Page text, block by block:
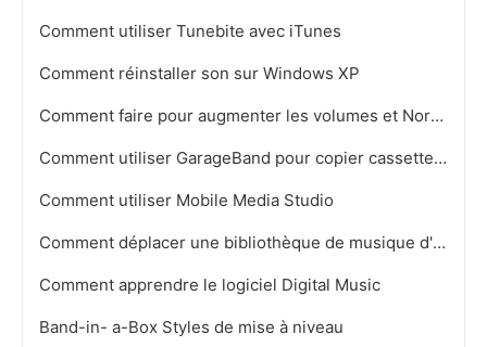
Comment utiliser Tunebite avec iTunes
Comment réinstaller son sur Windows XP
Comment faire pour augmenter les volumes et Normaliser Tracks
Comment utiliser GarageBand pour copier cassettes sur CD
Comment utiliser Mobile Media Studio
Comment déplacer une bibliothèque de musique d'un iPod à iTunes
Comment apprendre le logiciel Digital Music
Band-in- a-Box Styles de mise à niveau